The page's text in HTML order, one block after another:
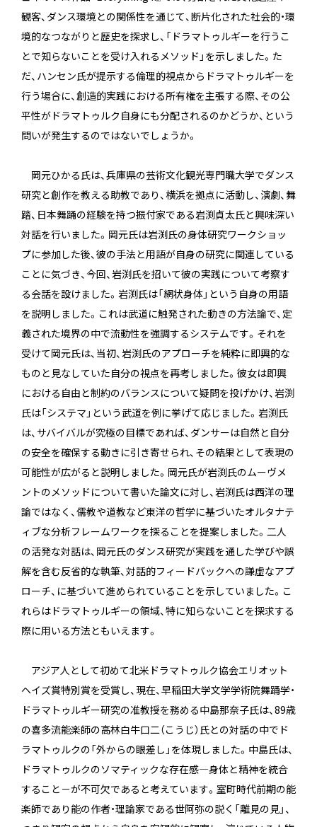
観客、ダンス環境との関係性を通じて、断片化された社会的・環
境的なつながりと歴史を探求し、「ドラマトゥルギーを行うこ
とで知らないことを受け入れるメソッド」を示しました。た
だ、ハンセン氏が提示する倫理的視点からドラマトゥルギーを
行う場合に、創造的実践における所有権を主張する際、その公
平性がドラマトゥルク自身にも分配されるのかどうか、という
問いが発生するのではないでしょうか。
岡元ひかる氏は、兵庫県の芸術文化観光専門職大学でダンス
研究と創作を教える助教であり、横浜を拠点に活動し、演劇、舞
踏、日本舞踊の経験を持つ振付家である岩渕貞太氏と興味深い
対話を行いました。岡元氏は岩渕氏の身体研究ワークショッ
プに参加した後、彼の手法と用語が自身の研究に関連している
ことに気づき、今回、岩渕氏を招いて彼の実践について考察す
る会話を設けました。岩渕氏は「網状身体」という自身の用語
を説明しました。これは武道に触発された動きの方法論で、定
義された境界の中で流動性を強調するシステムです。それを
受けて岡元氏は、当初、岩渕氏のアプローチを純粋に即興的な
ものと見なしていた自分の視点を再考しました。彼女は即興
における自由と制約のバランスについて疑問を投げかけ、岩渕
氏は「システマ」という武道を例に挙げて応じました。岩渕氏
は、サバイバルが究極の目標であれば、ダンサーは自然と自分
の安全を確保する動きに引き寄せられ、その結果として表現の
可能性が広がると説明しました。岡元氏が岩渕氏のムーヴメ
ントのメソッドについて書いた論文に対し、岩渕氏は西洋の理
論ではなく、儒教や道教など東洋の哲学に基づいたオルタナテ
ィブな分析フレームワークを探ることを提案しました。二人
の活発な対話は、岡元氏のダンス研究が実践を通した学びや誤
解を含む反省的な執筆、対話的フィードバックへの謙虚なアプ
ローチ、に基づいて進められていることを示していました。こ
れらはドラマトゥルギーの領域、特に知らないことを探求する
際に用いる方法ともいえます。
アジア人として初めて北米ドラマトゥルク協会エリオット
ヘイズ賞特別賞を受賞し、現在、早稲田大学文学学術院舞踊学・
ドラマトゥルギー研究の准教授を務める中島那奈子氏は、89歳
の喜多流能楽師の高林白牛口二（こうじ）氏との対話の中でド
ラマトゥルクの「外からの眼差し」を体現しました。中島氏は、
ドラマトゥルクのソマティックな存在感―身体と精神を統合
すること－が不可欠であると考えています。室町時代前期の能
楽師であり能の作者・理論家である世阿弥の説く「離見の見」、